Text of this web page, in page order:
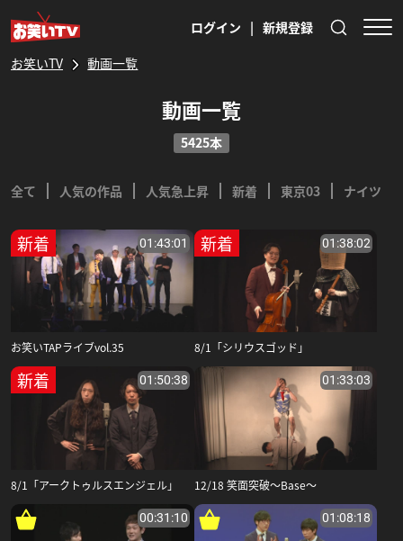
ログイン | 新規登録
お笑いTV 動画一覧
動画一覧
5425本
全て 人気の作品 人気急上昇 新着 東京03 ナイツ
01:43:01
新着
お笑いTAPライブvol.35
01:38:02
新着
8/1「シリウスゴッド」
01:50:38
新着
8/1「アークトゥルスエンジェル」
01:33:03
12/18 笑面突破～Base～
00:31:10 01:08:18